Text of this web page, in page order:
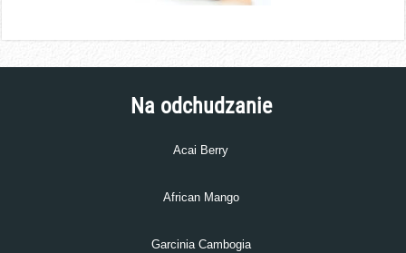
Na odchudzanie
Acai Berry
African Mango
Garcinia Cambogia